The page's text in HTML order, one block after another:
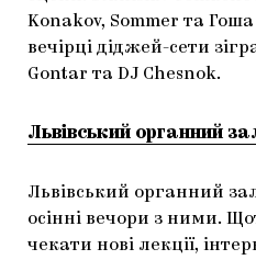
Konakov, Sommer та
вечірці діджей-сети
Gontar та DJ Chesnok.
Львівський органний
Львівський органний
осінні вечори з ними.
чекати нові лекції,